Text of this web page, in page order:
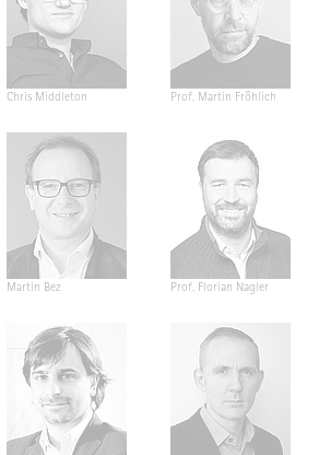
Chris Middleton Prof. Martin Fröhlich
Martin Bez Prof. Florian Nagler